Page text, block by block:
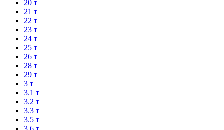
20 т
21 т
22 т
23 т
24 т
25 т
26 т
28 т
29 т
3 т
3.1 т
3.2 т
3.3 т
3.5 т